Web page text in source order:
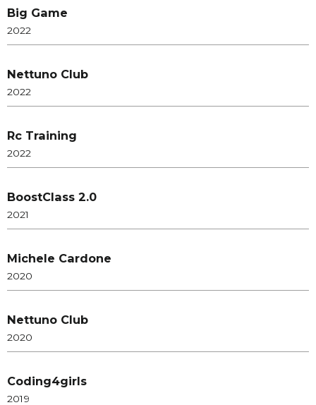
Big Game
2022
Nettuno Club
2022
Rc Training
2022
BoostClass 2.0
2021
Michele Cardone
2020
Nettuno Club
2020
Coding4girls
2019